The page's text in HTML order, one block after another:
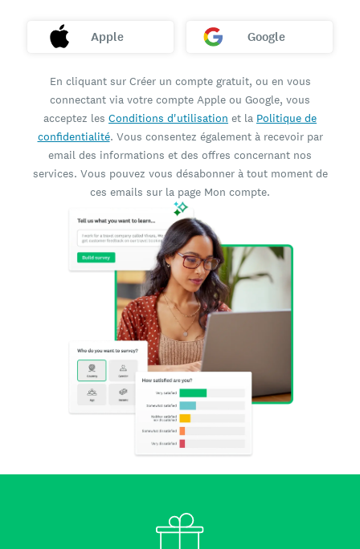
Apple Google
En cliquant sur Créer un compte gratuit, ou en vous
connectant via votre compte Apple ou Google, vous
acceptez les Conditions d'utilisation et la Politique de
confidentialité. Vous consentez également à recevoir par
email des informations et des offres concernant nos
services. Vous pouvez vous désabonner à tout moment de
ces emails sur la page Mon compte.